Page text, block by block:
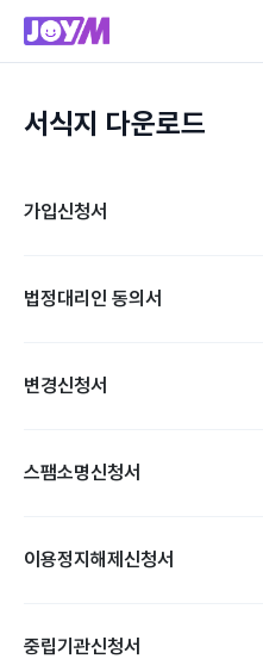
서식지 다운로드
가입신청서
법정대리인 동의서
변경신청서
스팸소명신청서
이용정지해제신청서
중립기관신청서